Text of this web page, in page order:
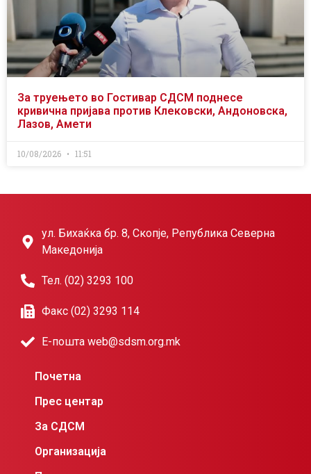
За труењето во Гостивар СДСМ поднесе
кривична пријава против Клековски, Андоновска,
Лазов, Амети
10/08/2026 11:51
ул. Бихаќка бр. 8, Скопје, Република Северна
Македонија
Тел. (02) 3293 100
Факс (02) 3293 114
Е-пошта web@sdsm.org.mk
Почетна
Прес центар
За СДСМ
Организација